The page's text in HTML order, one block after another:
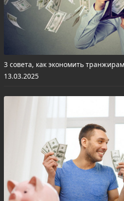
3 совета, как экономить транжирам
13.03.2025